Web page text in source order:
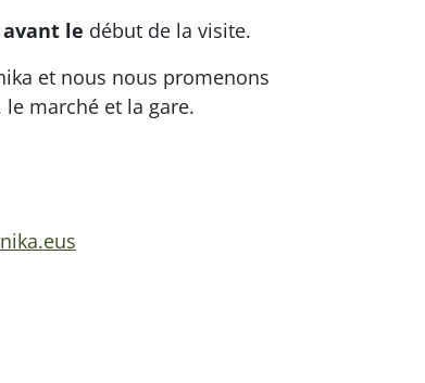
le début de la visite.
et nous nous promenons
marché et la gare.